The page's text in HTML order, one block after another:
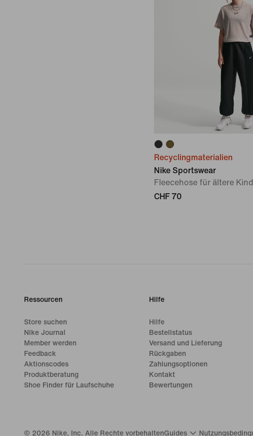
Recyclingmaterialien
Nike Sportswear
Fleecehose für ältere
CHF 70
Ressourcen
Store suchen
Nike Journal
Member werden
Feedback
Aktionscodes
Produktberatung
Shoe Finder für Laufschuhe
Hilfe
Hilfe
Bestellstatus
Versand und Lieferung
Rückgaben
Zahlungsoptionen
Kontakt
Bewertungen
© 2026 Nike, Inc. Alle Rechte vorbehaltenGuides